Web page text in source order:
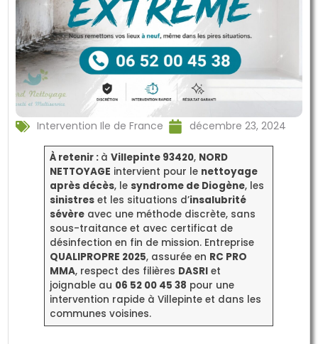
Intervention Ile de France décembre 23, 2024
À retenir : à Villepinte 93420, NORD
NETTOYAGE intervient pour le nettoyage
après décès, le syndrome de Diogène, les
sinistreset les situations d’insalubrité
sévèreavec une méthode discrète, sans
sous-traitance et avec certificat de
désinfection en fin de mission. Entreprise
QUALIPROPRE 2025, assurée en RC PRO
MMA, respect des filières DASRIet
joignable au 06 52 00 45 38 pour une
intervention rapide à Villepinte et dans les
communes voisines.